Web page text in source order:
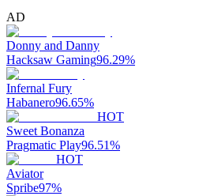
AD
Donny and Danny
Hacksaw Gaming96.29%
Infernal Fury
Habanero96.65%
HOT
Sweet Bonanza
Pragmatic Play96.51%
HOT
Aviator
Spribe97%